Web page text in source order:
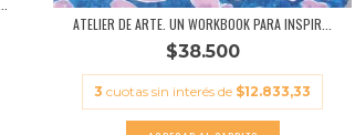
ATELIER DE ARTE. UN WORKBOOK PARA INSPIR...
$38.500
3 cuotas sin interés de $12.833,33